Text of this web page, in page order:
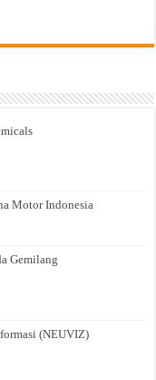
Motor Indonesia
Gemilang
(NEUVIZ)